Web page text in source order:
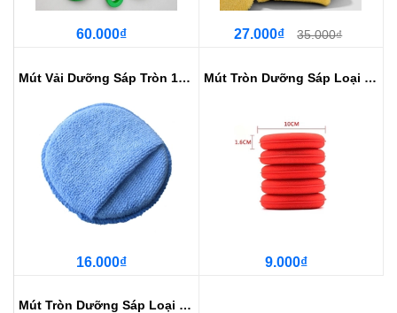
60.000₫ 27.000₫ 35.000₫
Mút Vải Dưỡng Sáp Tròn 10 cm Dưỡ...
16.000₫
Mút Tròn Dưỡng Sáp Loại Mỏng
9.000₫
Mút Tròn Dưỡng Sáp Loại Dày